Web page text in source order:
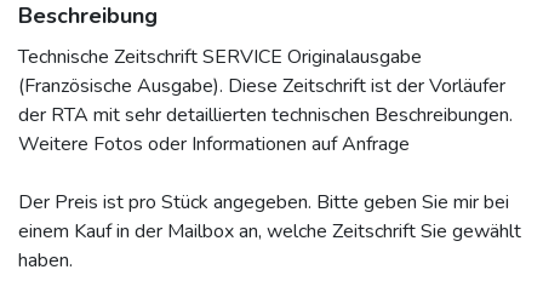
Beschreibung
Technische Zeitschrift SERVICE Originalausgabe
(Französische Ausgabe). Diese Zeitschrift ist der Vorläufer
der RTA mit sehr detaillierten technischen Beschreibungen.
Weitere Fotos oder Informationen auf Anfrage
Der Preis ist pro Stück angegeben. Bitte geben Sie mir bei
einem Kauf in der Mailbox an, welche Zeitschrift Sie gewählt
haben.